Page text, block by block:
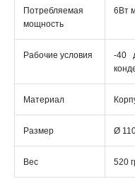
Потребляемая
мощность
6Вт
Рабочие условия
-40
Материал
Размер Ø
Вес 520